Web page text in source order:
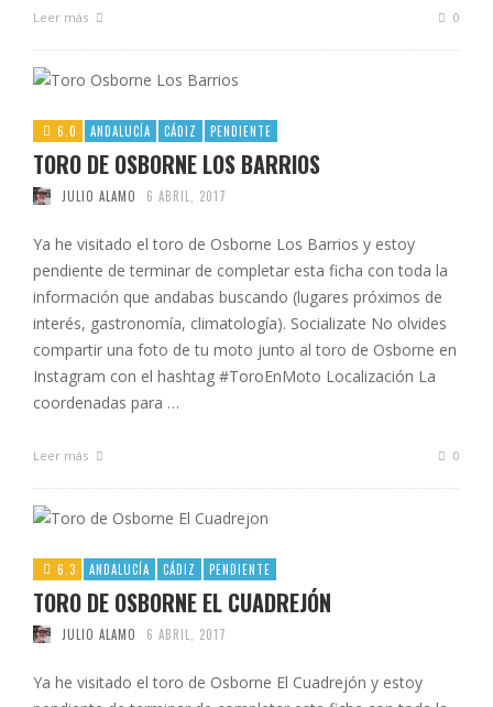
Leer más 0
6.0 ANDALUCÍA CÁDIZ PENDIENTE
TORO DE OSBORNE LOS BARRIOS
JULIO ALAMO 6 ABRIL, 2017
Ya he visitado el toro de Osborne Los Barrios y estoy
pendiente de terminar de completar esta ficha con toda la
información que andabas buscando (lugares próximos de
interés, gastronomía, climatología). Socializate No olvides
compartir una foto de tu moto junto al toro de Osborne en
Instagram con el hashtag #ToroEnMoto Localización La
coordenadas para …
Leer más 0
6.3 ANDALUCÍA CÁDIZ PENDIENTE
TORO DE OSBORNE EL CUADREJÓN
JULIO ALAMO 6 ABRIL, 2017
Ya he visitado el toro de Osborne El Cuadrejón y estoy